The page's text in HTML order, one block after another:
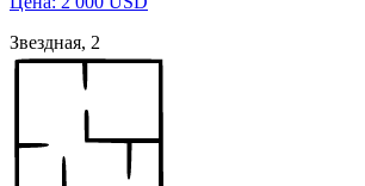
Звездная, 2